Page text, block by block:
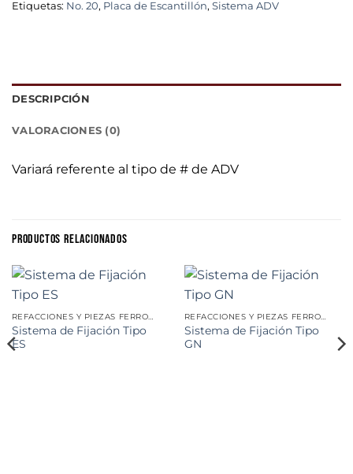
Etiquetas: No. 20, Placa de Escantillón, Sistema ADV
DESCRIPCIÓN
VALORACIONES (0)
Variará referente al tipo de # de ADV
PRODUCTOS RELACIONADOS
REFACCIONES Y PIEZAS FERROVIARIAS
Sistema de Fijación Tipo
ES
REFACCIONES Y PIEZAS FERROVIARIAS
Sistema de Fijación Tipo
GN